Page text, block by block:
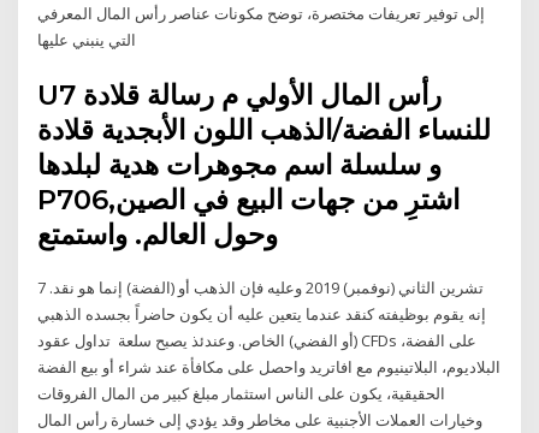
إلى توفير تعريفات مختصرة، توضح مكونات عناصر رأس المال المعرفي
التي ينبني عليها
U7 رأس المال الأولي م رسالة قلادة
للنساء الفضة/الذهب اللون الأبجدية قلادة
و سلسلة اسم مجوهرات هدية لبلدها
P706,اشترِ من جهات البيع في الصين
7 تشرين الثاني (نوفمبر) 2019 وعليه فإن الذهب أو (الفضة) إنما هو نقد.
إنه يقوم بوظيفته كنقد عندما يتعين عليه أن يكون حاضراً بجسده الذهبي
(أو الفضي) الخاص. وعندئذ يصبح سلعة تداول عقود CFDs على الفضة،
البلاديوم، البلاتينيوم مع افاتريد واحصل على مكافأة عند شراء أو بيع الفضة
الحقيقية، يكون على الناس استثمار مبلغ كبير من المال الفروقات
وخيارات العملات الأجنبية على مخاطر وقد يؤدي إلى خسارة رأس المال